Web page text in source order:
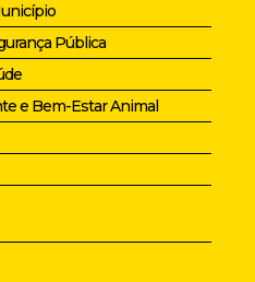
Pública
e Bem-Estar Animal